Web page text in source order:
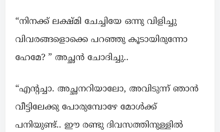
“നിനക്ക് ലക്ഷ്മി ചേച്ചിയേ ഒന്നു വിളിച്ചു
വിവരങ്ങളൊക്കെ പറഞ്ഞു കൂടായിരുന്നോ
ഹേമേ? ” അച്ഛൻ ചോദിച്ചു..
“എന്റച്ചാ. അച്ഛനറിയാലോ, അവിടുന്ന് ഞാൻ
വീട്ടിലേക്കു പോരുമ്പോഴേ മോൾക്ക്‌
പനിയുണ്ട്.. ഈ രണ്ടു ദിവസത്തിനുള്ളിൽ